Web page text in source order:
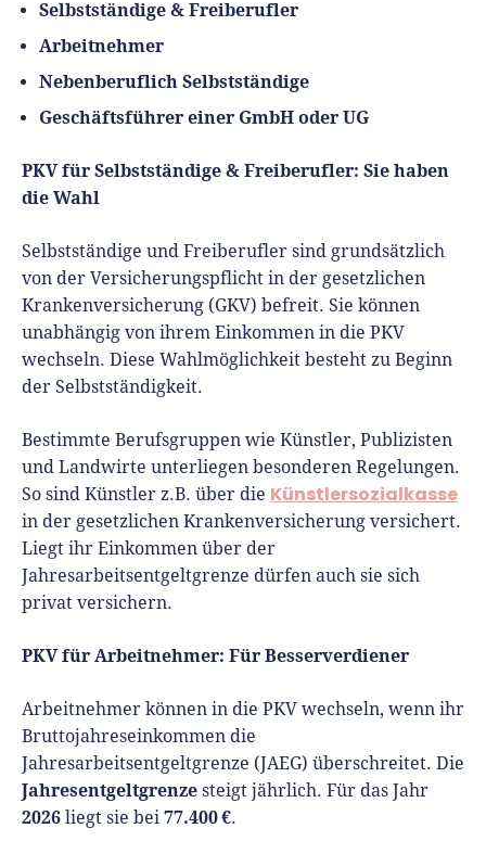
Selbstständige & Freiberufler
Arbeitnehmer
Nebenberuflich Selbstständige
Geschäftsführer einer GmbH oder UG
PKV für Selbstständige & Freiberufler: Sie haben
die Wahl
Selbstständige und Freiberufler sind grundsätzlich
von der Versicherungspflicht in der gesetzlichen
Krankenversicherung (GKV) befreit. Sie können
unabhängig von ihrem Einkommen in die PKV
wechseln. Diese Wahlmöglichkeit besteht zu Beginn
der Selbstständigkeit.
Bestimmte Berufsgruppen wie Künstler, Publizisten
und Landwirte unterliegen besonderen Regelungen.
So sind Künstler z.B. über die Künstlersozialkasse
in der gesetzlichen Krankenversicherung versichert.
Liegt ihr Einkommen über der
Jahresarbeitsentgeltgrenze dürfen auch sie sich
privat versichern.
PKV für Arbeitnehmer: Für Besserverdiener
Arbeitnehmer können in die PKV wechseln, wenn ihr
Bruttojahreseinkommen die
Jahresarbeitsentgeltgrenze (JAEG) überschreitet. Die
Jahresentgeltgrenze steigt jährlich. Für das Jahr
2026 liegt sie bei 77.400 €.